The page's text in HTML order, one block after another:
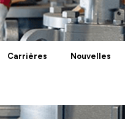
Carrières Nouvelles